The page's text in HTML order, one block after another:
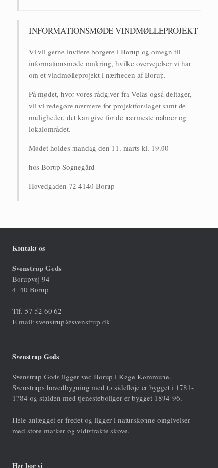
INFORMATIONSMØDE VINDMØLLEPROJEKT
Vi vil gerne invitere borgere i Borup og omegn til
informationsmøde omkring, hvilke overvejelser vi har
om et vindmølleprojekt i nærheden af Borup.
På mødet, hvor vores rådgiver fra Velas også deltager,
vil vi redegøre nærmere for projektforslaget samt de
muligheder, det kan give for de nærmeste naboer og
lokalområdet.
Mødet holdes mandag den 11. marts kl. 19.00
hos Borup Sognegård
Hovedgaden 72 4140 Borup
Kontakt os
Svenstrup Gods
Borupvej 94
4140 Borup
Tlf. 57 52 60 62
E-mail: svenstrup@svenstrup.dk
Svenstrup Gods
Svenstrup Gods ligger ved Borup i Køge Kommune.
Svenstrups hovedbygning med to sidefløje er bygget i 1781-
1784 og stalden med tjenesteboliger er bygget 1894-96.
Hele anlægget er fredet og ligger i naturskønne omgivelser
med store marker og vidtstrakte skove.
Her bor vi